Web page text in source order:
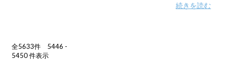
続きを読む
全5633件 5446 -
5450 件表示